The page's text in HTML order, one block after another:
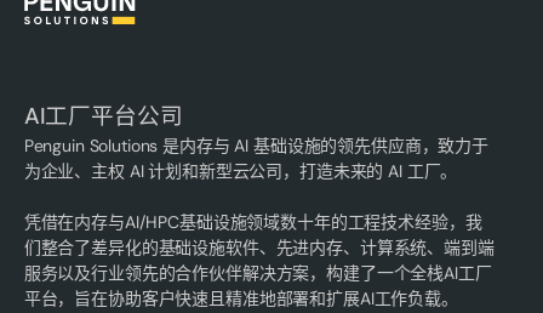
AI工厂平台公司
Penguin Solutions 是内存与 AI 基础设施的领先供应商，致力于
为企业、主权 AI 计划和新型云公司，打造未来的 AI 工厂。
凭借在内存与AI/HPC基础设施领域数十年的工程技术经验，我
们整合了差异化的基础设施软件、先进内存、计算系统、端到端
服务以及行业领先的合作伙伴解决方案，构建了一个全栈AI工厂
平台，旨在协助客户快速且精准地部署和扩展AI工作负载。